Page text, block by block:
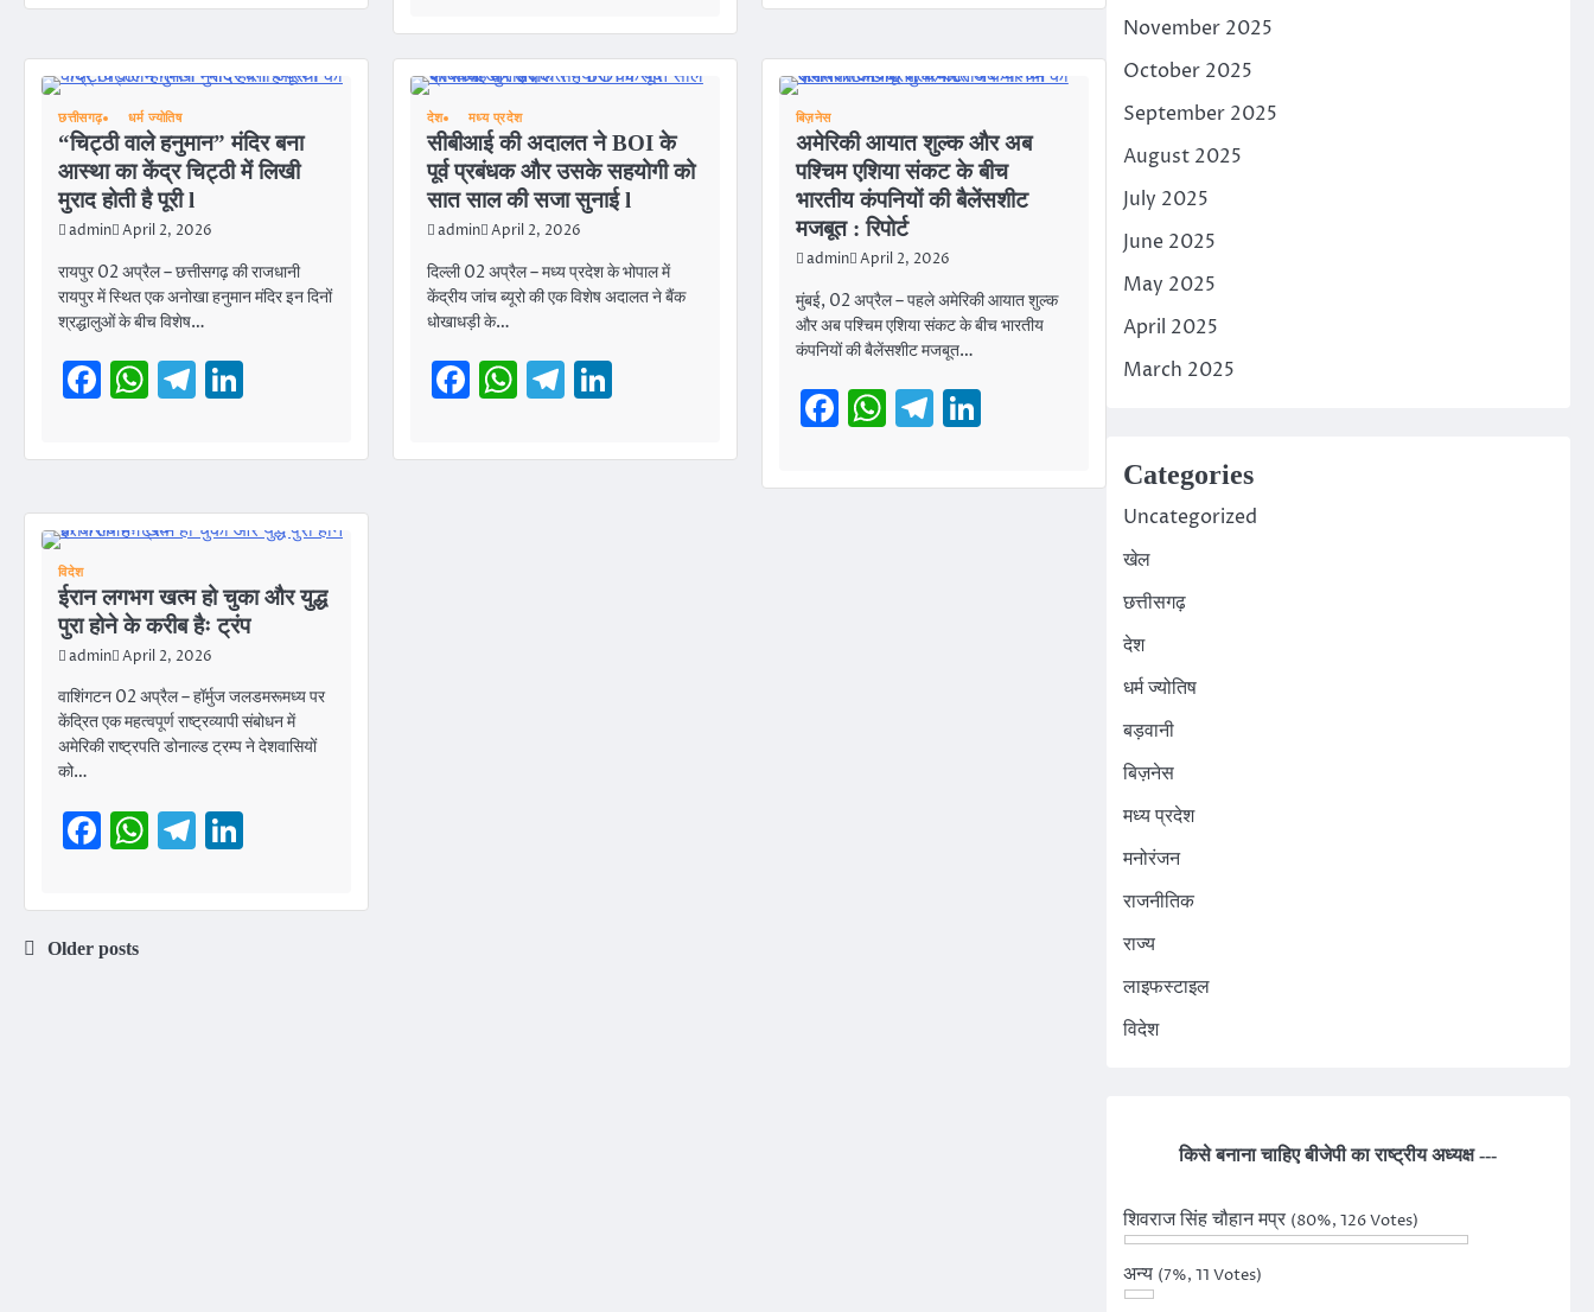
छत्तीसगढ़ धर्म ज्योतिष
“चिट्ठी वाले हनुमान” मंदिर बना
आस्था का केंद्र चिट्ठी में लिखी
मुराद होती है पूरी l
admin April 2, 2026
रायपुर 02 अप्रैल – छत्तीसगढ़ की राजधानी
रायपुर में स्थित एक अनोखा हनुमान मंदिर इन दिनों
श्रद्धालुओं के बीच विशेष…
Facebook
WhatsApp
Telegram
देश मध्य प्रदेश
सीबीआई की अदालत ने BOI के
पूर्व प्रबंधक और उसके सहयोगी को
सात साल की सजा सुनाई l
admin April 2, 2026
दिल्ली 02 अप्रैल – मध्य प्रदेश के भोपाल में
केंद्रीय जांच ब्यूरो की एक विशेष अदालत ने बैंक
धोखाधड़ी के…
Facebook
WhatsApp
Telegram
LinkedIn
बिज़नेस
अमेरिकी आयात शुल्क और अब
पश्चिम एशिया संकट के बीच
भारतीय कंपनियों की बैलेंसशीट
मजबूत : रिपोर्ट
admin April 2, 2026
मुंबई, 02 अप्रैल – पहले अमेरिकी आयात शुल्क
और अब पश्चिम एशिया संकट के बीच भारतीय
कंपनियों की बैलेंसशीट मजबूत…
Facebook
WhatsApp
Telegram
LinkedIn
विदेश
ईरान लगभग खत्म हो चुका और युद्ध
पुरा होने के करीब हैः ट्रंप
admin April 2, 2026
वाशिंगटन 02 अप्रैल – हॉर्मुज जलडमरूमध्य पर
केंद्रित एक महत्वपूर्ण राष्ट्रव्यापी संबोधन में
अमेरिकी राष्ट्रपति डोनाल्ड ट्रम्प ने देशवासियों
को…
Facebook
WhatsApp
Telegram
Posts
Older posts
November 2025
October 2025
September 2025
August 2025
July 2025
June 2025
May 2025
April 2025
March 2025
Categories
Uncategorized
खेल
छत्तीसगढ़
देश
धर्म ज्योतिष
बड़वानी
बिज़नेस
मध्य प्रदेश
मनोरंजन
राजनीतिक
राज्य
लाइफस्टाइल
विदेश
किसे बनाना चाहिए बीजेपी का राष्ट्रीय अध्यक्ष ---
शिवराज सिंह चौहान मप्र (80%, 126 Votes)
अन्य (7%, 11 Votes)